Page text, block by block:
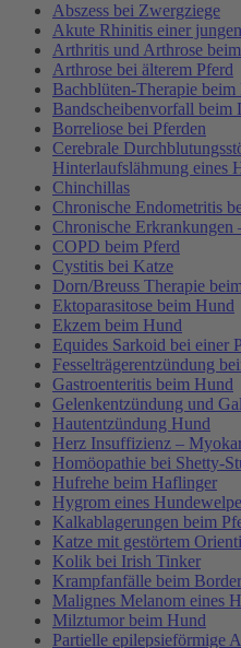
Abszess bei Zwergziege
Akute Rhinitis einer
Arthritis und Arthrose
Arthrose bei älterem Pferd
Bachblüten-Therapie beim
Bandscheibenvorfall beim
Borreliose bei Pferden
Cerebrale
Hinterlaufslähmung eines
Chinchillas
Chronische Endometritis
Chronische Erkrankungen
COPD beim Pferd
Cystitis bei Katze
Dorn/Breuss Therapie
Ektoparasitose beim Hund
Ekzem beim Hund
Equides Sarkoid bei einer
Fesselträgerentzündung
Gastroenteritis beim Hund
Gelenkentzündung und
Hautentzündung Hund
Herz Insuffizienz –
Homöopathie bei Shetty-
Hufrehe beim Haflinger
Hygrom eines
Kalkablagerungen beim
Katze mit gestörtem
Kolik bei Irish Tinker
Krampfanfälle beim
Malignes Melanom eines
Milztumor beim Hund
Partielle epilepsieförmige